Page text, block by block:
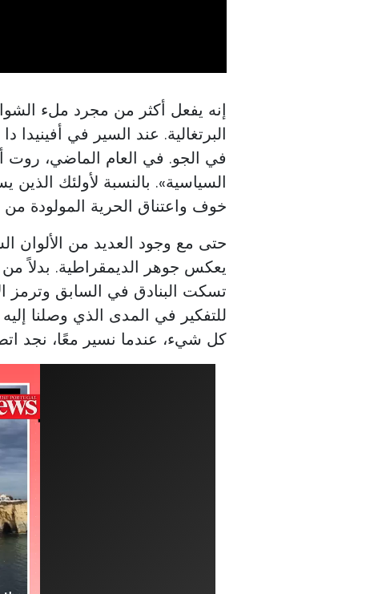
البرتغالية. عند السير في أفينيدا
في الجو. في العام الماضي، روت
السياسية». بالنسبة لأولئك الذين
خوف واعتناق الحرية المولودة
حتى مع وجود العديد من الألوان
يعكس جوهر الديمقراطية. بدلاً
تسكت البنادق في السابق وترمز
للتفكير في المدى الذي وصلنا
كل شيء، عندما نسير معًا، نجد